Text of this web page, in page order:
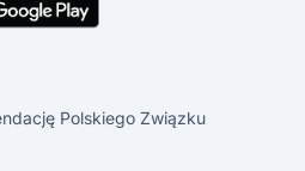
Polskiego Związku